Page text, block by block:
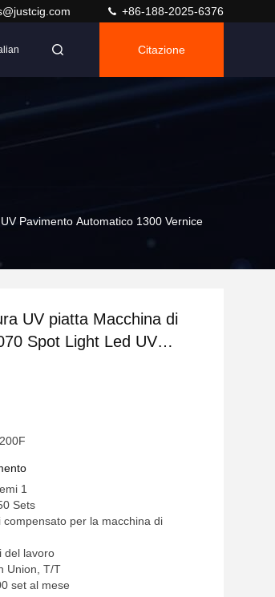
+86-188-2025-6376
Citazione
Pavimento Automatico 1300 Vernice
UV piatta Macchina di
Spot Light Led UV
Vernice Accufab
1
Sets
per la macchina di
del lavoro
Union, T/T
set al mese